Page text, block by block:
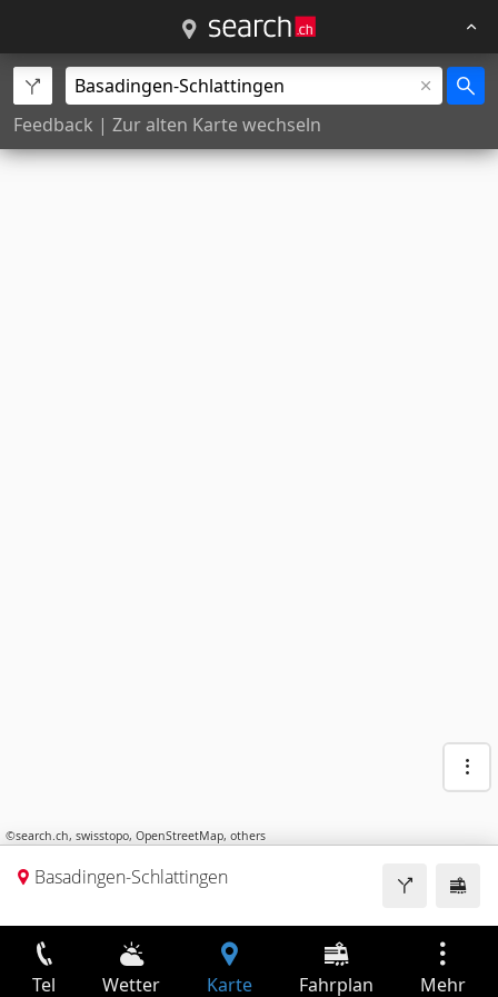
Feedback | Zur alten Karte wechseln
©search.ch, swisstopo, OpenStreetMap, others
Basadingen-Schlattingen
Tel Wetter Karte Fahrplan Mehr